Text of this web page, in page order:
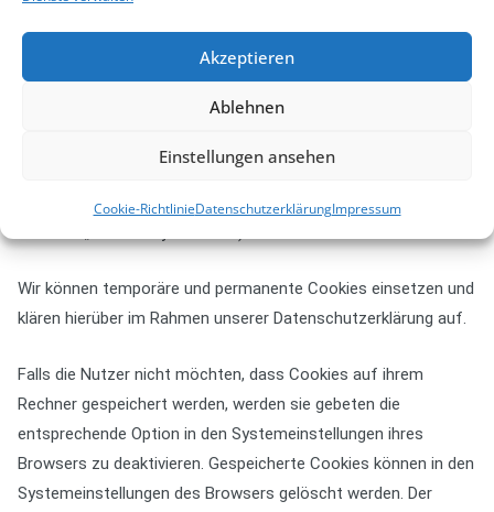
Akzeptieren
Ablehnen
Einstellungen ansehen
Cookie-RichtlinieDatenschutzerklärungImpressum
in einem solchen Cookie die Interessen der Nutzer gespeichert
werden, die für Reichweitenmessung oder Marketingzwecke
verwendet werden. Als „Third-Party-Cookie“ werden Cookies
Verantwortlichen, der das Onlineangebot betreibt, angeboten
werden (andernfalls, wenn es nur dessen Cookies sind spricht
Wir können temporäre und permanente Cookies einsetzen und
klären hierüber im Rahmen unserer Datenschutzerklärung auf.
Falls die Nutzer nicht möchten, dass Cookies auf ihrem
Rechner gespeichert werden, werden sie gebeten die
entsprechende Option in den Systemeinstellungen ihres
Browsers zu deaktivieren. Gespeicherte Cookies können in den
Systemeinstellungen des Browsers gelöscht werden. Der